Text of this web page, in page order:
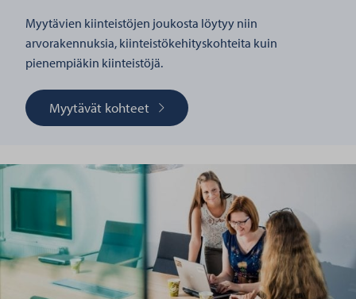
Myytävien kiinteistöjen joukosta löytyy niin
arvorakennuksia, kiinteistökehityskohteita kuin
pienempiäkin kiinteistöjä.
Myytävät kohteet